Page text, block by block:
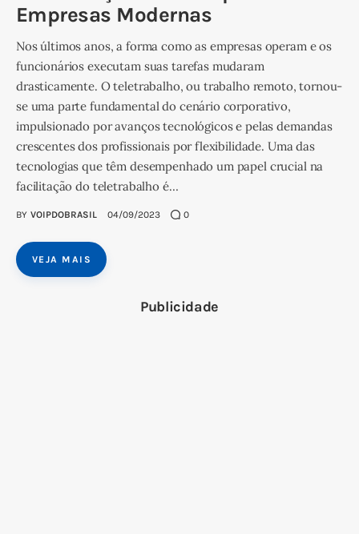
Empresas Modernas
Nos últimos anos, a forma como as empresas operam e os
funcionários executam suas tarefas mudaram
drasticamente. O teletrabalho, ou trabalho remoto, tornou-
se uma parte fundamental do cenário corporativo,
impulsionado por avanços tecnológicos e pelas demandas
crescentes dos profissionais por flexibilidade. Uma das
tecnologias que têm desempenhado um papel crucial na
facilitação do teletrabalho é…
BY VOIPDOBRASIL 04/09/2023 0
VEJA MAIS
Publicidade